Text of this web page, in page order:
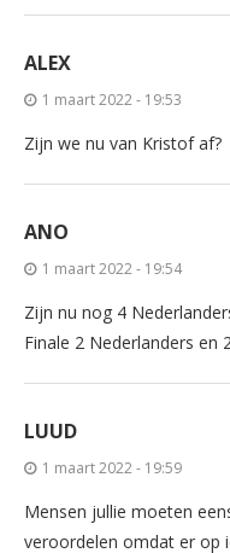
ALEX
1 maart 2022 - 19:53
Zijn we nu van Kristof af?
ANO
1 maart 2022 - 19:54
Zijn nu nog 4
Finale 2 Nederlanders en
LUUD
1 maart 2022 - 19:59
Mensen jullie moeten
veroordelen omdat er op